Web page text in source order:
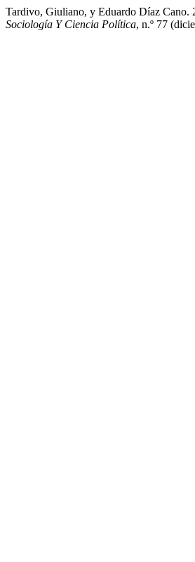
Tardivo, Giuliano, y Eduardo Díaz
Sociología Y Ciencia Política, n.º 77